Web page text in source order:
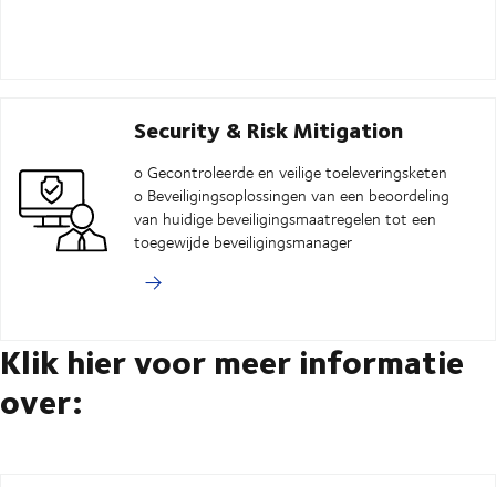
Security & Risk Mitigation
o Gecontroleerde en veilige toeleveringsketen
o Beveiligingsoplossingen van een beoordeling
van huidige beveiligingsmaatregelen tot een
toegewijde beveiligingsmanager
Klik hier voor meer informatie
over: